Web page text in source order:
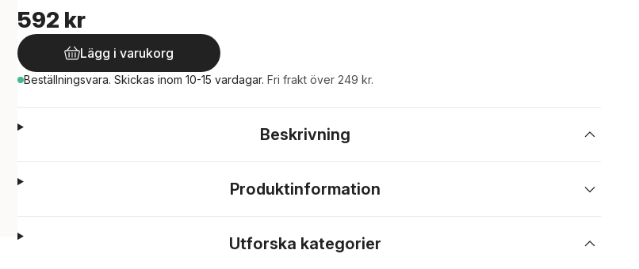
592 kr
Lägg i varukorg
Beställningsvara. Skickas inom 10-15 vardagar. Fri frakt över 249 kr.
Beskrivning
Produktinformation
Utforska kategorier